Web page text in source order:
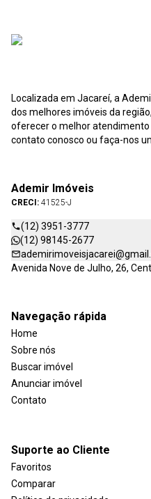
Localizada em Jacareí, a
dos melhores imóveis da
oferecer o melhor
contato conosco ou faça-nos
Ademir Imóveis
CRECI: 41525-J
(12) 3951-3777
(12) 98145-2677
Avenida Nove de Julho, 26,
Navegação rápida
Home
Sobre nós
Buscar imóvel
Anunciar imóvel
Contato
Suporte ao Cliente
Favoritos
Comparar